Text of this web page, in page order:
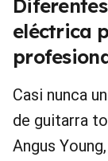
eléctrica
Casi nunca
de guitarra
Angus